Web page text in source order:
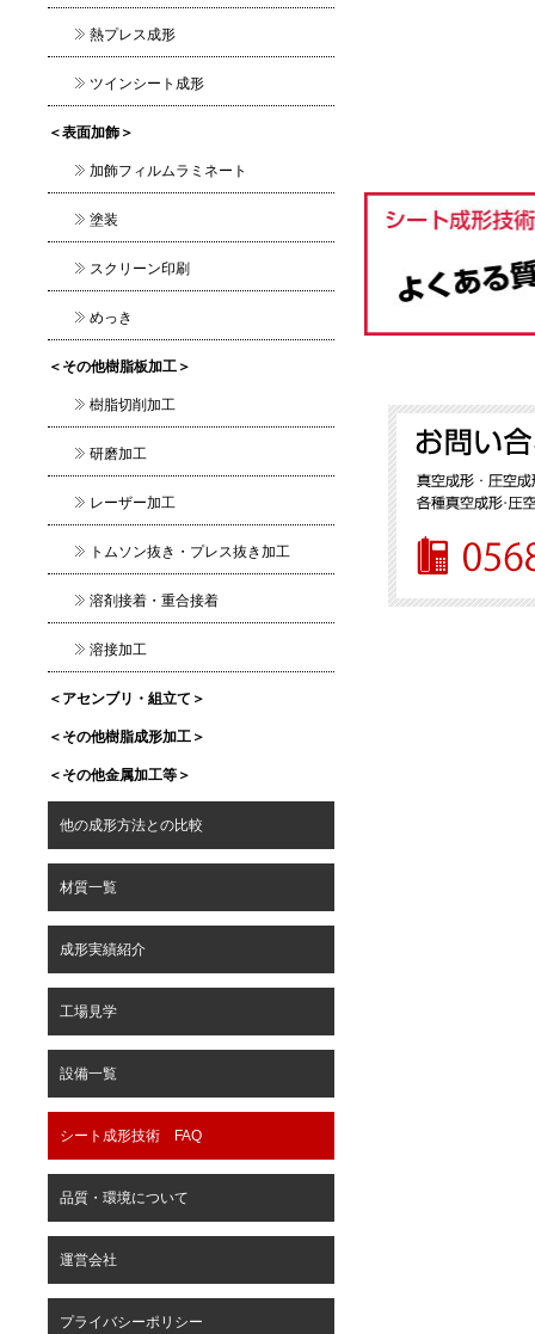
熱プレス成形
ツインシート成形
＜表面加飾＞
加飾フィルムラミネート
塗装
スクリーン印刷
めっき
＜その他樹脂板加工＞
樹脂切削加工
研磨加工
レーザー加工
トムソン抜き・プレス抜き加工
溶剤接着・重合接着
溶接加工
＜アセンブリ・組立て＞
＜その他樹脂成形加工＞
＜その他金属加工等＞
他の成形方法との比較
材質一覧
成形実績紹介
工場見学
設備一覧
シート成形技術 FAQ
品質・環境について
運営会社
プライバシーポリシー